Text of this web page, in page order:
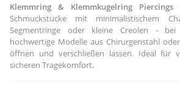
Klemmring & Klemmkugelring Piercings
Schmuckstücke mit minimalistischem
Segmentringe oder kleine Creolen -
hochwertige Modelle aus Chirurgenstahl
öffnen und verschließen lassen. Ideal für
sicheren Tragekomfort.